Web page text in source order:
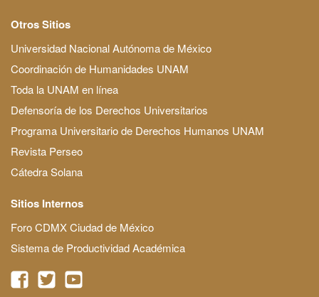
Otros Sitios
Universidad Nacional Autónoma de México
Coordinación de Humanidades UNAM
Toda la UNAM en línea
Defensoría de los Derechos Universitarios
Programa Universitario de Derechos Humanos UNAM
Revista Perseo
Cátedra Solana
Sitios Internos
Foro CDMX Ciudad de México
Sistema de Productividad Académica